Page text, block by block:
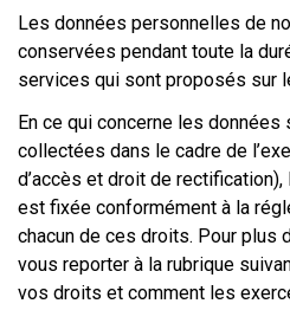
Les données personnelles de
conservées pendant toute la
services qui sont proposés sur
En ce qui concerne les données
collectées dans le cadre de
d’accès et droit de
est fixée conformément à la
chacun de ces droits. Pour plus
vous reporter à la rubrique
vos droits et comment les